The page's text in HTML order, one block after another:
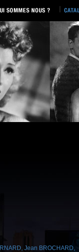
, Jean BROCHARD,